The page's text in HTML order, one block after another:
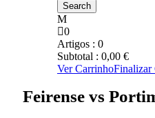
0
Artigos : 0
Subtotal : 0,00 €
Ver CarrinhoFinalizar
Feirense vs